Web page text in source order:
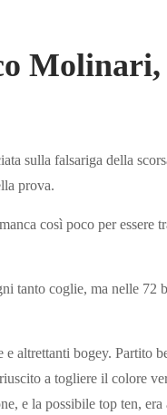
Molinari,
sulla falsariga della
prova.
così poco per essere
tanto coglie, ma nelle 72
altrettanti bogey. Partito
a togliere il colore
e la possibile top ten,